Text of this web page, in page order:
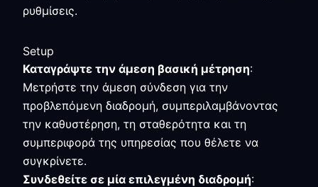
ρυθμίσεις.
Setup
Καταγράψτε την άμεση βασική μέτρηση:
Μετρήστε την άμεση σύνδεση για την
προβλεπόμενη διαδρομή, συμπεριλαμβάνοντας
την καθυστέρηση, τη σταθερότητα και τη
συμπεριφορά της υπηρεσίας που θέλετε να
συγκρίνετε.
Συνδεθείτε σε μία επιλεγμένη διαδρομή: